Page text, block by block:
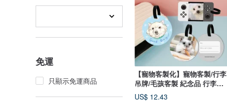
免運
只顯示免運商品
【寵物客製化】寵物客製/行李
吊牌/毛孩客製 紀念品 行李吊
牌
US$ 12.43